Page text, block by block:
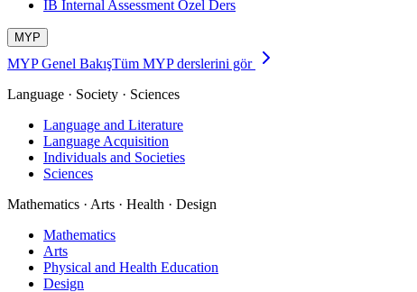
IB Internal Assessment Özel Ders
MYP
MYP Genel BakışTüm MYP derslerini gör
Language · Society · Sciences
Language and Literature
Language Acquisition
Individuals and Societies
Sciences
Mathematics · Arts · Health · Design
Mathematics
Arts
Physical and Health Education
Design